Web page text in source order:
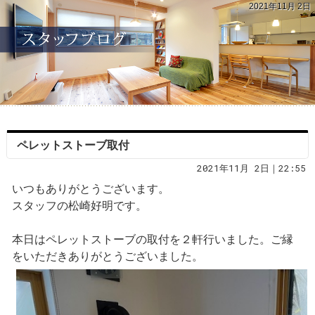
2021年11月 2日
ペレットストーブ取付
2021年11月 2日｜22:55
いつもありがとうございます。
スタッフの松崎好明です。
本日はペレットストーブの取付を２軒行いました。ご縁
をいただきありがとうございました。